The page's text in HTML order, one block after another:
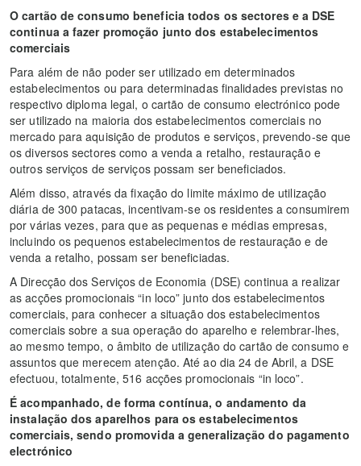
O cartão de consumo beneficia todos os sectores e a DSE
continua a fazer promoção junto dos estabelecimentos
comerciais
Para além de não poder ser utilizado em determinados
estabelecimentos ou para determinadas finalidades previstas no
respectivo diploma legal, o cartão de consumo electrónico pode
ser utilizado na maioria dos estabelecimentos comerciais no
mercado para aquisição de produtos e serviços, prevendo-se que
os diversos sectores como a venda a retalho, restauração e
outros serviços de serviços possam ser beneficiados.
Além disso, através da fixação do limite máximo de utilização
diária de 300 patacas, incentivam-se os residentes a consumirem
por várias vezes, para que as pequenas e médias empresas,
incluindo os pequenos estabelecimentos de restauração e de
venda a retalho, possam ser beneficiadas.
A Direcção dos Serviços de Economia (DSE) continua a realizar
as acções promocionais “in loco” junto dos estabelecimentos
comerciais, para conhecer a situação dos estabelecimentos
comerciais sobre a sua operação do aparelho e relembrar-lhes,
ao mesmo tempo, o âmbito de utilização do cartão de consumo e
assuntos que merecem atenção. Até ao dia 24 de Abril, a DSE
efectuou, totalmente, 516 acções promocionais “in loco”.
É acompanhado, de forma contínua, o andamento da
instalação dos aparelhos para os estabelecimentos
comerciais, sendo promovida a generalização do pagamento
electrónico